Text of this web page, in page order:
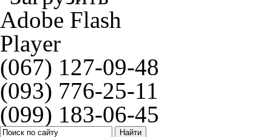
(067) 127-09-48
(093) 776-25-11
(099) 183-06-45